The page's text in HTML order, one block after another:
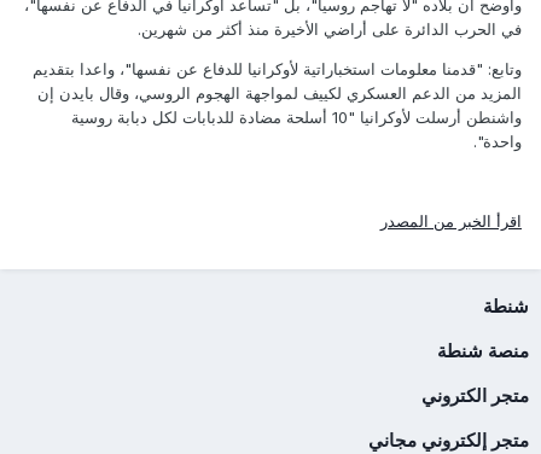
وأوضح أن بلاده "لا تهاجم روسيا"، بل "تساعد أوكرانيا في الدفاع عن نفسها"،
في الحرب الدائرة على أراضي الأخيرة منذ أكثر من شهرين.
وتابع: "قدمنا معلومات استخباراتية لأوكرانيا للدفاع عن نفسها"، واعدا بتقديم
المزيد من الدعم العسكري لكييف لمواجهة الهجوم الروسي، وقال بايدن إن
واشنطن أرسلت لأوكرانيا "10 أسلحة مضادة للدبابات لكل دبابة روسية
واحدة".
اقرأ الخبر من المصدر
شنطة
منصة شنطة
متجر الكتروني
متجر إلكتروني مجاني